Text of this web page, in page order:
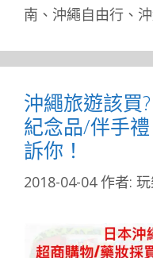
南 、 沖繩自由行 、
沖繩旅遊該買
紀念品/伴手
訴你！
2018-04-04 作者: